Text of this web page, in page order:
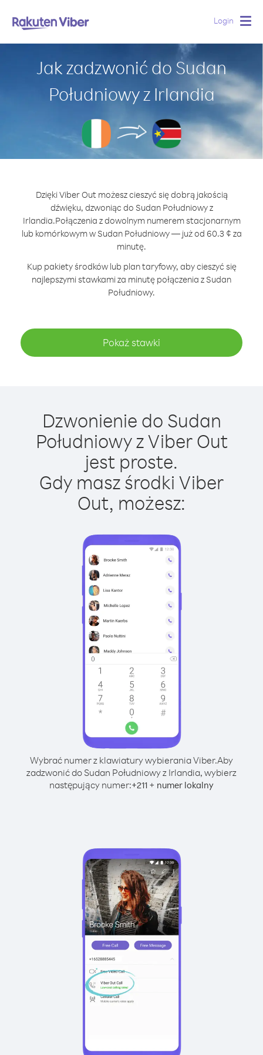
Login
Jak zadzwonić do Sudan
Południowy z Irlandia
Dzięki Viber Out możesz cieszyć się dobrą jakością
dźwięku, dzwoniąc do Sudan Południowy z
Irlandia.Połączenia z dowolnym numerem stacjonarnym
lub komórkowym w Sudan Południowy — już od 60.3 ¢ za
minutę.
Kup pakiety środków lub plan taryfowy, aby cieszyć się
najlepszymi stawkami za minutę połączenia z Sudan
Południowy.
Pokaż stawki
Dzwonienie do Sudan
Południowy z Viber Out
jest proste.
Gdy masz środki Viber
Out, możesz:
Wybrać numer z klawiatury wybierania Viber.Aby
zadzwonić do Sudan Południowy z Irlandia, wybierz
następujący numer:+211 + numer lokalny